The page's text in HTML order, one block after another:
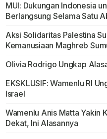
MUI: Dukungan Indonesia
Berlangsung Selama Satu
Aksi Solidaritas Palestina
Kemanusiaan Maghreb
Olivia Rodrigo Ungkap
EKSKLUSIF: Wamenlu RI
Israel
Wamenlu Anis Matta Yakin
Dekat, Ini Alasannya